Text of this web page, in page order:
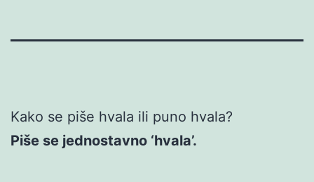
Kako se piše hvala ili puno hvala?
Piše se jednostavno ‘hvala’.